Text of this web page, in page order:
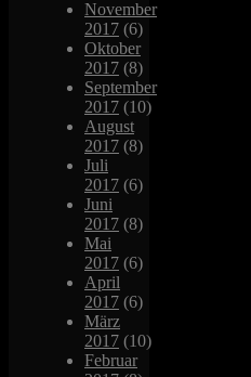
November
2017 (6)
Oktober
2017 (8)
September
2017 (10)
August
2017 (8)
Juli
2017 (6)
Juni
2017 (8)
Mai
2017 (6)
April
2017 (6)
März
2017 (10)
Februar